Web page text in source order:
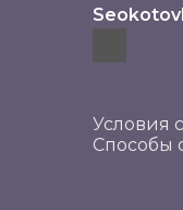
Условия
Способы